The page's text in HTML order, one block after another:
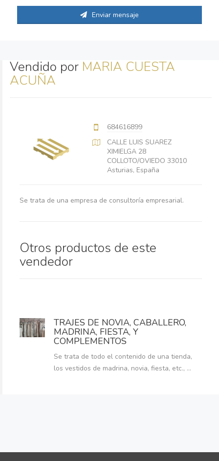
Enviar mensaje
Vendido por MARIA CUESTA
ACUÑA
684616899
CALLE LUIS SUAREZ
XIMIELGA 28
COLLOTO/OVIEDO 33010
Asturias, España
Se trata de una empresa de consultoría empresarial.
Otros productos de este
vendedor
TRAJES DE NOVIA, CABALLERO,
MADRINA, FIESTA, Y
COMPLEMENTOS
Se trata de todo el contenido de una tienda,
los vestidos de madrina, novia, fiesta, etc., ...